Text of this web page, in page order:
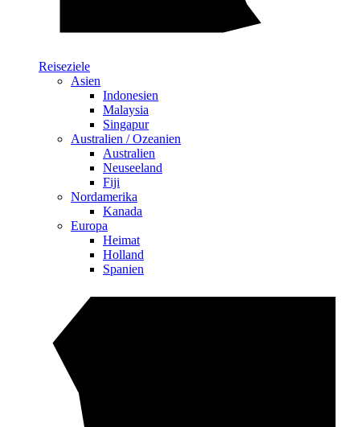
Reiseziele
Asien
Indonesien
Malaysia
Singapur
Australien / Ozeanien
Australien
Neuseeland
Fiji
Nordamerika
Kanada
Europa
Heimat
Holland
Spanien